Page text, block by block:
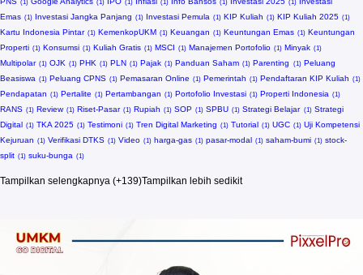
Emas
Investasi Jangka Panjang Investasi Pemula KIP Kuliah
KIP Kuliah 2025
Kartu Indonesia Pintar
KemenkopUKM Keuangan Keuntungan Emas
Keuntungan
Properti
Konsumsi Kuliah Gratis MSCI Manajemen Portofolio
Minyak
Multipolar
OJK PHK PLN Pajak Panduan Saham Parenting
Peluang
Beasiswa
Peluang CPNS Pemasaran Online Pemerintah
Pendaftaran KIP Kuliah
Pendapatan
Pertalite Pertambangan Portofolio Investasi
Properti Indonesia
RANS
Review Riset-Pasar Rupiah SOP SPBU Strategi Belajar
Strategi
Digital
TKA 2025 Testimoni Tren Digital Marketing Tutorial UGC
Uji Kompetensi
Kejuruan
Verifikasi DTKS Video harga-gas pasar-modal saham-bumi
stock-
split
suku-bunga
Tampilkan selengkapnya (+139)Tampilkan lebih sedikit